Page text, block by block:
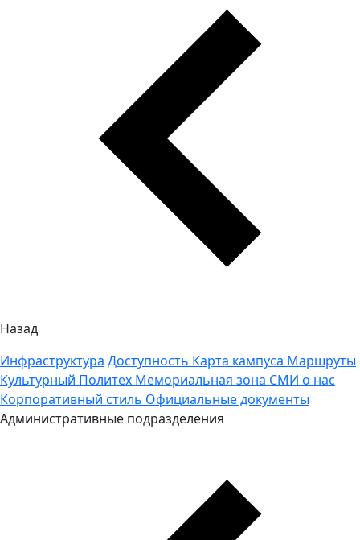
Назад
Инфраструктура Доступность Карта кампуса Маршруты
Культурный Политех Мемориальная зона СМИ о нас
Корпоративный стиль Официальные документы
Административные подразделения